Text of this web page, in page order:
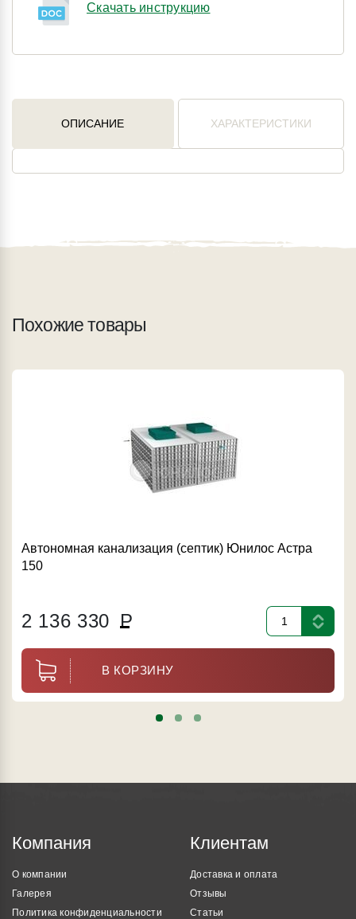
Скачать инструкцию
ОПИСАНИЕ ХАРАКТЕРИСТИКИ
Похожие товары
Автономная канализация (септик) Юнилос Астра
150
2 136 330 Р
В КОРЗИНУ
Компания
О компании
Галерея
Политика конфиденциальности
Клиентам
Доставка и оплата
Отзывы
Статьи